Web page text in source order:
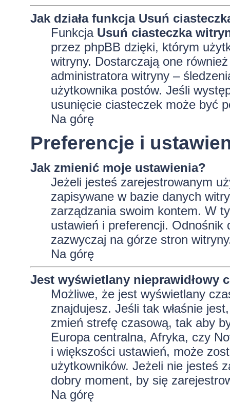
Jak działa funkcja Usuń
Funkcja Usuń ciasteczka
przez phpBB dzięki, którym
witryny. Dostarczają one
administratora witryny –
użytkownika postów. Jeśli
usunięcie ciasteczek może być
Na górę
Preferencje i
Jak zmienić moje ustawienia?
Jeżeli jesteś zarejestrowanym
zapisywane w bazie danych
zarządzania swoim kontem. W
ustawień i preferencji.
zazwyczaj na górze stron
Na górę
Jest wyświetlany nieprawidłowy
Możliwe, że jest wyświetlany
znajdujesz. Jeśli tak właśnie
zmień strefę czasową, tak aby
Europa centralna, Afryka, czy
i większości ustawień, może
użytkowników. Jeżeli nie jesteś
dobry moment, by się
Na górę